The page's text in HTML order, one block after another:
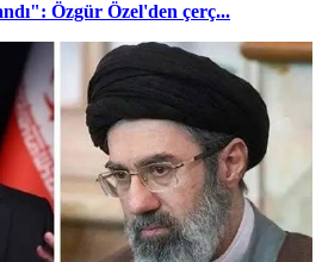
Özgür Özel'den çerç...